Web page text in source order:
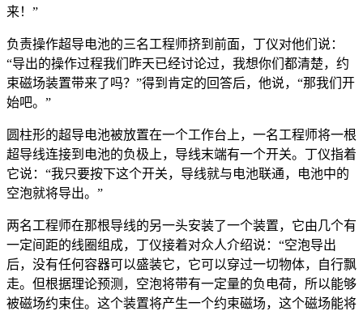
来！”
负责操作超导电池的三名工程师挤到前面，丁仪对他们说：
“导出的操作过程我们昨天已经讨论过，我想你们都清楚，约
束磁场装置带来了吗？”得到肯定的回答后，他说，“那我们开
始吧。”
圆柱形的超导电池被放置在一个工作台上，一名工程师将一根
超导线连接到电池的负极上，导线末端有一个开关。丁仪指着
它说：“我只要按下这个开关，导线就与电池联通，电池中的
空泡就将导出。”
两名工程师在那根导线的另一头安装了一个装置，它由几个有
一定间距的线圈组成，丁仪接着对众人介绍说：“空泡导出
后，没有任何容器可以盛装它，它可以穿过一切物体，自行飘
走。但根据理论预测，空泡将带有一定量的负电荷，所以能够
被磁场约束住。这个装置将产生一个约束磁场，这个磁场能将